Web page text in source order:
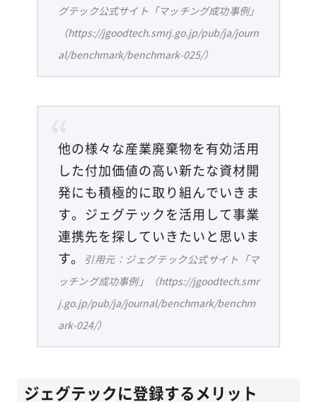
グテック公式サイト「マッチング成功事例」
（https://jgoodtech.smrj.go.jp/pub/ja/journ
al/benchmark/benchmark-025/）
他の様々な産業廃棄物を有効活用
した付加価値の高い新たな資材開
発にも積極的に取り組んでいきま
す。ジェグテックを活用して事業
連携先を探していきたいと思いま
す。
引用元：ジェグテック公式サイト「マ
ッチング成功事例」（https://jgoodtech.smr
j.go.jp/pub/ja/journal/benchmark/benchm
ark-024/）
ジェグテックに登録するメリット